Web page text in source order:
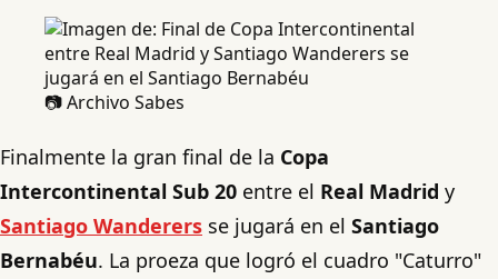
📷 Archivo Sabes
Finalmente la gran final de la Copa
Intercontinental Sub 20 entre el Real Madrid y
Santiago Wanderers se jugará en el Santiago
Bernabéu. La proeza que logró el cuadro "Caturro"